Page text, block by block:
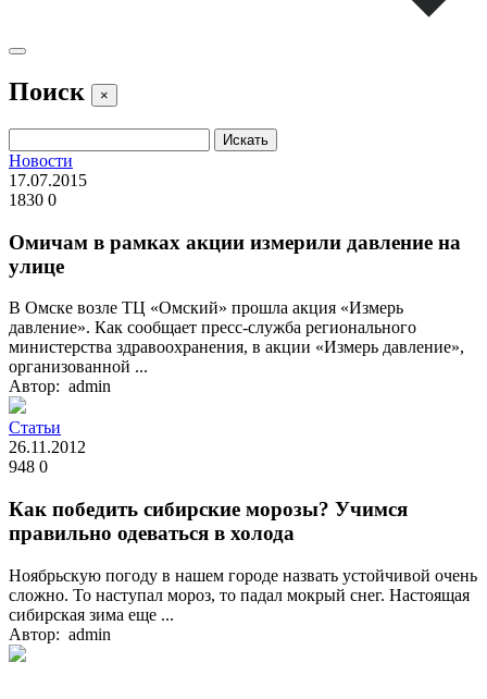
Поиск ×
Новости
17.07.2015
1830 0
Омичам в рамках акции измерили давление на
улице
В Омске возле ТЦ «Омский» прошла акция «Измерь
давление». Как сообщает пресс-служба регионального
министерства здравоохранения, в акции «Измерь давление»,
организованной ...
Автор: admin
Статьи
26.11.2012
948 0
Как победить сибирские морозы? Учимся
правильно одеваться в холода
Ноябрьскую погоду в нашем городе назвать устойчивой очень
сложно. То наступал мороз, то падал мокрый снег. Настоящая
сибирская зима еще ...
Автор: admin